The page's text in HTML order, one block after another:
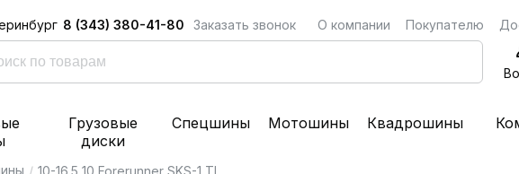
8 (343) 380-41-80 Заказать звонок О компании Покупателю
Грузовые
диски
Спецшины Мотошины Квадрошины
/ 10-16.5 10 Forerunner SKS-1 TL